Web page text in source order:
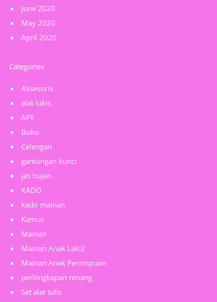
June 2020
May 2020
April 2020
Categories
Aksesoris
alat lukis
APE
Buku
Celengan
gantungan kunci
jas hujan
KADO
kado mainan
Kamus
Mainan
Mainan Anak Laki2
Mainan Anak Perempuan
perlengkapan renang
Set alat tulis